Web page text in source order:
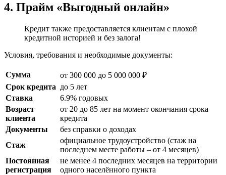
4. Прайм «Выгодный онлайн»
Кредит также предоставляется клиентам с плохой
кредитной историей и без залога!
Условия, требования и необходимые документы:
Сумма
от 300 000 до 5 000 000 ₽
Срок кредита до 5 лет
Ставка
6.9% годовых
Возраст
клиента
от 20 до 85 лет на момент окончания срока
кредита
Документы
без справки о доходах
Стаж
официальное трудоустройство (стаж на
последнем месте работы – от 4 месяцев)
Постоянная
регистрация
не менее 4 последних месяцев на территории
одного населённого пункта